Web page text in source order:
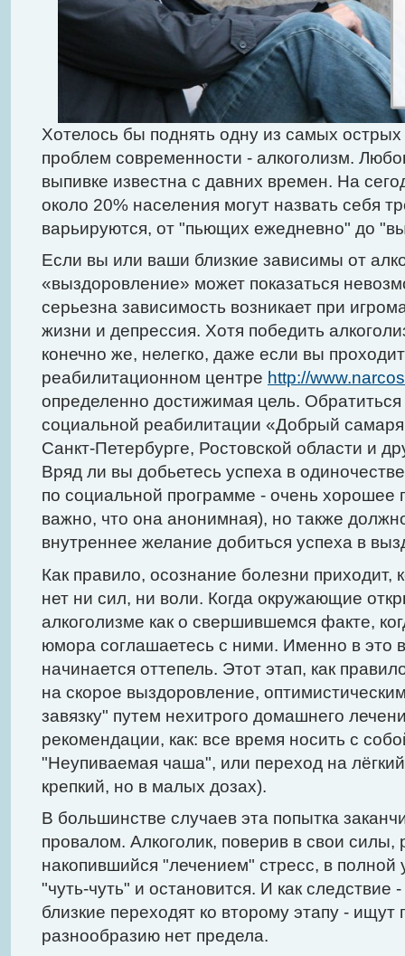
Хотелось бы поднять одну из самых
проблем современности - алкоголизм.
выпивке известна с давних времен. На
около 20% населения могут назвать себя
варьируются, от "пьющих ежедневно" до
Если вы или ваши близкие зависимы от
«выздоровление» может показаться
серьезна зависимость возникает при
жизни и депрессия. Хотя победить
конечно же, нелегко, даже если вы
реабилитационном центре http://
определенно достижимая цель.
социальной реабилитации «Добрый
Санкт-Петербурге, Ростовской области и
Вряд ли вы добьетесь успеха в
по социальной программе - очень хорошее
важно, что она анонимная), но также
внутреннее желание добиться успеха в
Как правило, осознание болезни приходит,
нет ни сил, ни воли. Когда окружающие
алкоголизме как о свершившемся факте,
юмора соглашаетесь с ними. Именно в это
начинается оттепель. Этот этап, как
на скорое выздоровление,
завязку" путем нехитрого домашнего
рекомендации, как: все время носить с
"Неупиваемая чаша", или переход на лёгкий
крепкий, но в малых дозах).
В большинстве случаев эта попытка
провалом. Алкоголик, поверив в свои силы,
накопившийся "лечением" стресс, в полной
"чуть-чуть" и остановится. И как следствие
близкие переходят ко второму этапу -
разнообразию нет предела.